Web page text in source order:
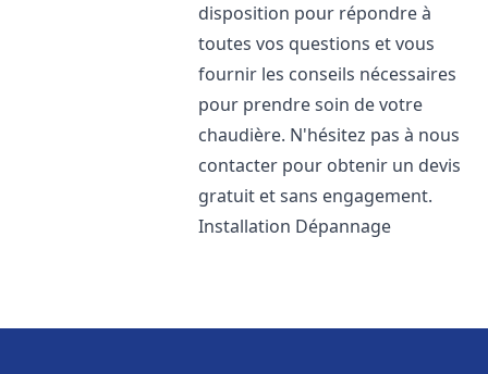
disposition pour répondre à
toutes vos questions et vous
fournir les conseils nécessaires
pour prendre soin de votre
chaudière. N'hésitez pas à nous
contacter pour obtenir un devis
gratuit et sans engagement.
Installation Dépannage